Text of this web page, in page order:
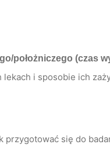
położniczego (czas
i sposobie ich
przygotować się do